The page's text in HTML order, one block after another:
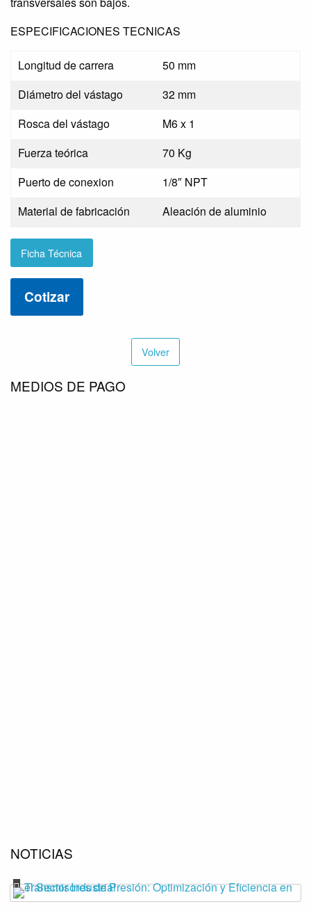
ESPECIFICACIONES TECNICAS
Longitud de carrera
50 mm
Diámetro del vástago
32 mm
Rosca del vástago
M6 x 1
Fuerza teórica
70 Kg
Puerto de conexion
1/8″ NPT
Material de fabricación
Aleación de aluminio
Ficha Técnica
Cotizar
Volver
MEDIOS DE PAGO
NOTICIAS